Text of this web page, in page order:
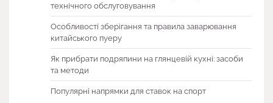
технічного обслуговування
Особливості зберігання та правила заварювання
китайського пуеру
Як прибрати подряпини на глянцевій кухні: засоби
та методи
Популярні напрямки для ставок на спорт